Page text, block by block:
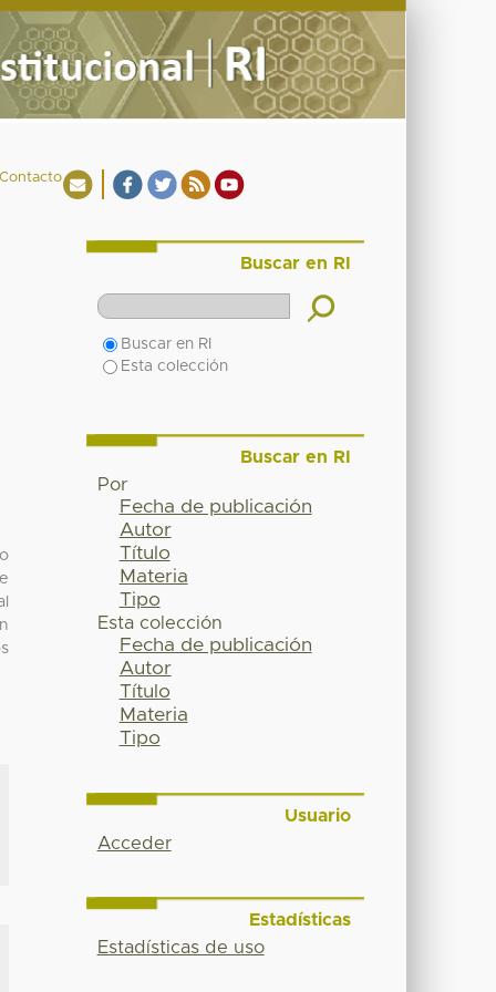
Contacto
Buscar en RI
Buscar en RI
Esta colección
Buscar en RI
Por
Fecha de publicación
Autor
Título
Materia
Tipo
Esta colección
Fecha de publicación
Autor
Título
Materia
Tipo
Usuario
Acceder
Estadísticas
Estadísticas de uso